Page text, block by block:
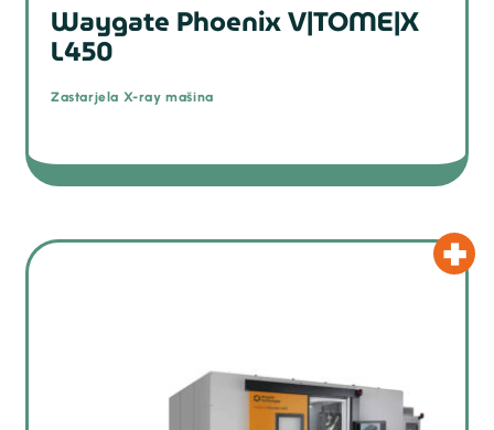
Waygate Phoenix V|TOME|X
L450
Zastarjela X-ray mašina